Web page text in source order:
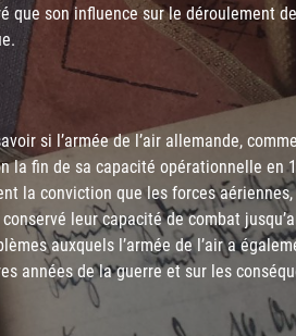
que son influence sur le déroulement
si l’armée de l’air allemande,
la fin de sa capacité opérationnelle en
la conviction que les forces aériennes,
leur capacité de combat
auxquels l’armée de l’air a
années de la guerre et sur les